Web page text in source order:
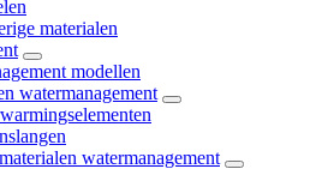
materialen
modellen
watermanagement
watermanagement